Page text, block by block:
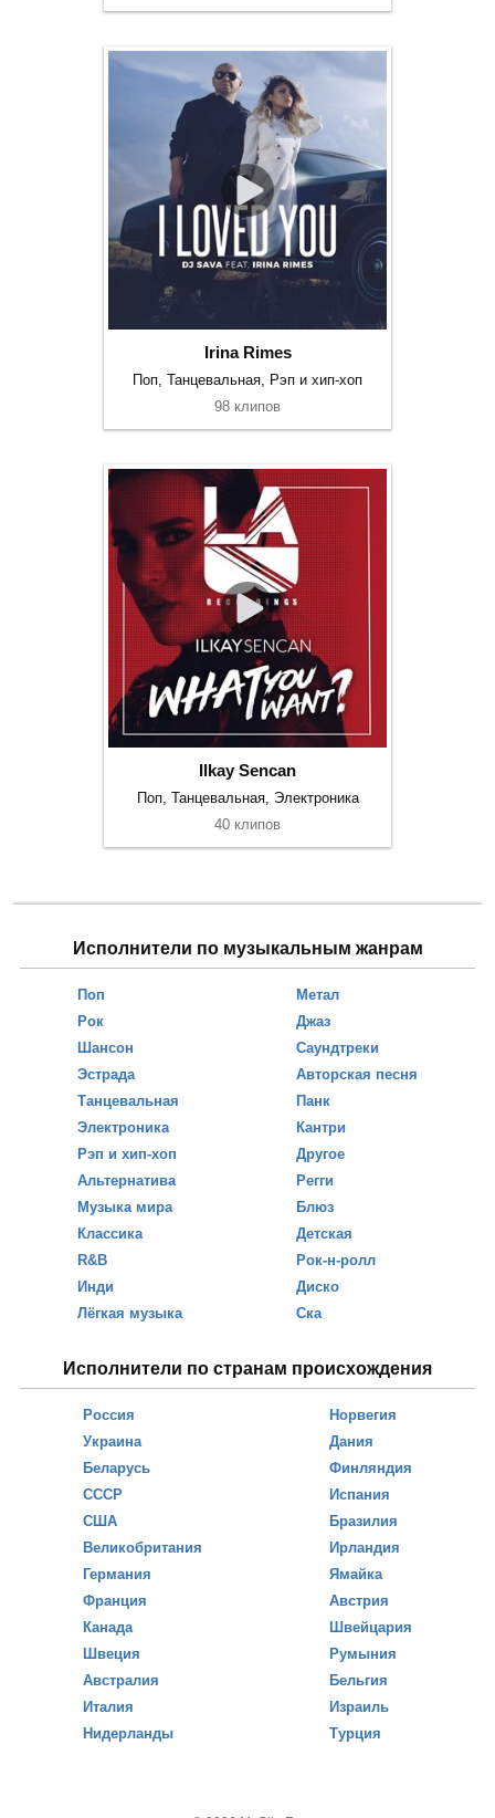
Irina Rimes
Поп, Танцевальная, Рэп и хип-хоп
98 клипов
Ilkay Sencan
Поп, Танцевальная, Электроника
40 клипов
Исполнители по музыкальным жанрам
Поп
Рок
Шансон
Эстрада
Танцевальная
Электроника
Рэп и хип-хоп
Альтернатива
Музыка мира
Классика
R&B
Инди
Лёгкая музыка
Метал
Джаз
Саундтреки
Авторская песня
Панк
Кантри
Другое
Регги
Блюз
Детская
Рок-н-ролл
Диско
Ска
Исполнители по странам происхождения
Россия
Украина
Беларусь
СССР
США
Великобритания
Германия
Франция
Канада
Швеция
Австралия
Италия
Нидерланды
Норвегия
Дания
Финляндия
Испания
Бразилия
Ирландия
Ямайка
Австрия
Швейцария
Румыния
Бельгия
Израиль
Турция